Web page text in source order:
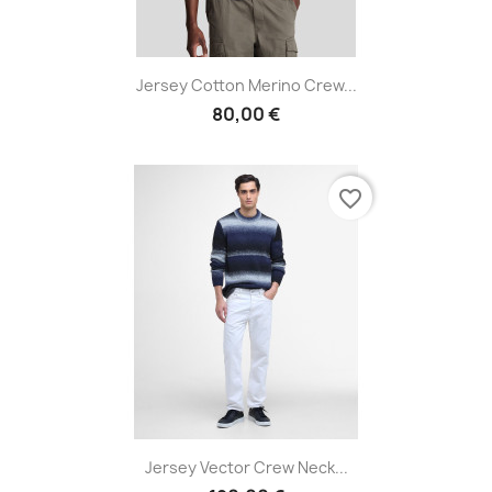
Jersey Cotton Merino Crew...
80,00 €
Jersey Vector Crew Neck...
favorite_border